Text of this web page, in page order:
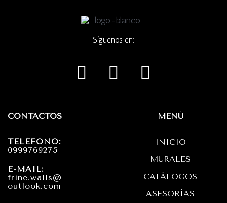
Síguenos en:
I
n
F
a
W
h
a
p
p
CONTACTOS
TELÉFONO:
0999769275
E-MAIL:
frine.walls@
outlook.com
MENÚ
INICIO
MURALES
CATÁLOGOS
ASESORÍAS